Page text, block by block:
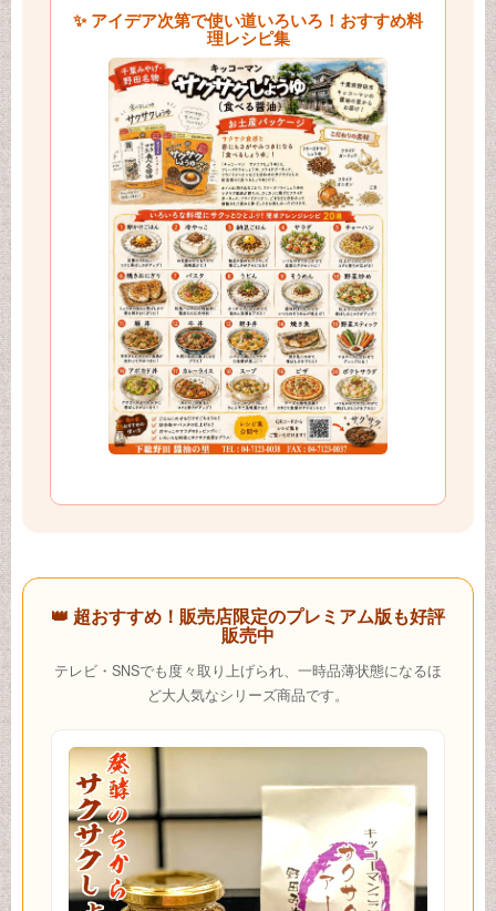
✨ アイデア次第で使い道いろいろ！おすすめ料
理レシピ集
👑 超おすすめ！販売店限定のプレミアム版も好評
販売中
テレビ・SNSでも度々取り上げられ、一時品薄状態になるほ
ど大人気なシリーズ商品です。